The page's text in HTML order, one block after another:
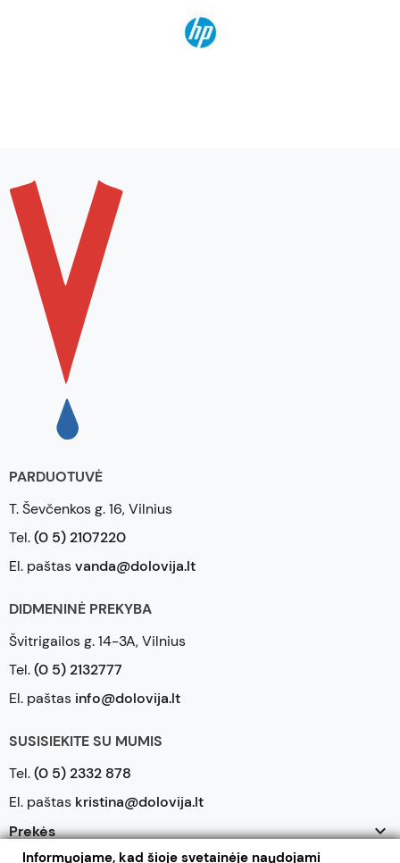
PARDUOTUVĖ
T. Ševčenkos g. 16, Vilnius
Tel.(0 5) 2107220
El. paštasvanda@dolovija.lt
DIDMENINĖ PREKYBA
Švitrigailos g. 14-3A, Vilnius
Tel.(0 5) 2132777
El. paštas info@dolovija.lt
SUSISIEKITE SU MUMIS
Tel.(0 5) 2332 878
El. paštas kristina@dolovija.lt
Prekės

Informuojame, kad šioje svetainėje naudojami